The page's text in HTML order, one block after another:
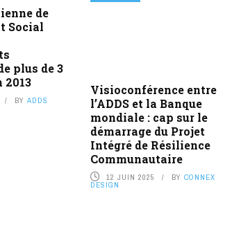
de
Social
plus de 3
2013
BY ADDS
Visioconférence entre
l’ADDS et la Banque
mondiale : cap sur le
démarrage du Projet
Intégré de Résilience
Communautaire
12 JUIN 2025 BYCONNEX
DESIGN